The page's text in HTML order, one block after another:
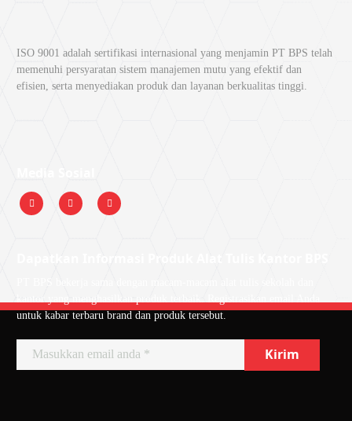
ISO 9001 adalah sertifikasi internasional yang menjamin PT BPS telah
memenuhi persyaratan sistem manajemen mutu yang efektif dan
efisien, serta menyediakan produk dan layanan berkualitas tinggi.
untuk kabar terbaru brand dan produk tersebut.